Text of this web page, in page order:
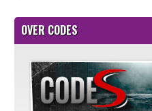
OVER CODES